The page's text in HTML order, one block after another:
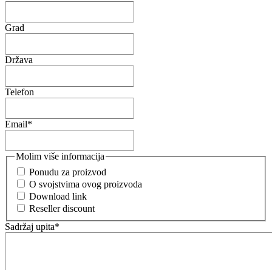
Grad
Država
Telefon
Email*
Molim više informacija
Ponudu za proizvod
O svojstvima ovog proizvoda
Download link
Reseller discount
Sadržaj upita*